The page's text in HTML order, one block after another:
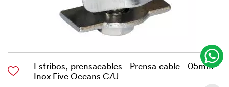
Estribos, prensacables - Prensa cable - 05mm
Inox Five Oceans C/U